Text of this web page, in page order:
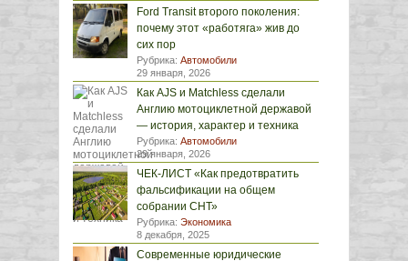
Ford Transit второго поколения:
почему этот «работяга» жив до
сих пор
Рубрика: Автомобили
29 января, 2026
Как AJS и Matchless сделали
Англию мотоциклетной державой
— история, характер и техника
Рубрика: Автомобили
29 января, 2026
ЧЕК-ЛИСТ «Как предотвратить
фальсификации на общем
собрании СНТ»
Рубрика: Экономика
8 декабря, 2025
Современные юридические